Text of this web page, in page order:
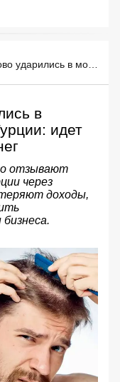
в
идет
отзывают
через
теряют доходы,